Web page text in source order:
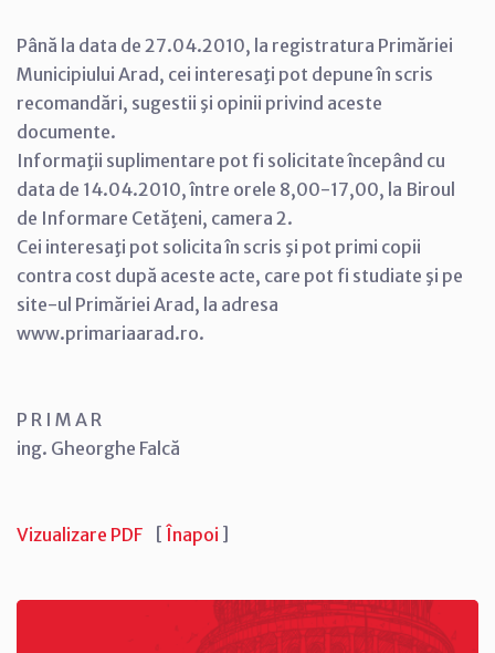
Până la data de 27.04.2010, la registratura Primăriei
Municipiului Arad, cei interesaţi pot depune în scris
recomandări, sugestii şi opinii privind aceste
documente.
Informaţii suplimentare pot fi solicitate începând cu
data de 14.04.2010, între orele 8,00-17,00, la Biroul
de Informare Cetăţeni, camera 2.
Cei interesaţi pot solicita în scris şi pot primi copii
contra cost după aceste acte, care pot fi studiate şi pe
site-ul Primăriei Arad, la adresa
www.primariaarad.ro.
P R I M A R
ing. Gheorghe Falcă
Vizualizare PDF [ Înapoi ]